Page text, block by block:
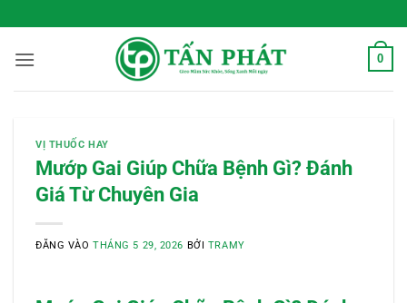
qua
nội
0
VỊ THUỐC HAY
Mướp Gai Giúp Chữa Bệnh Gì? Đánh
Giá Từ Chuyên Gia
ĐĂNG VÀOTHÁNG 5 29, 2026 BỞI TRAMY